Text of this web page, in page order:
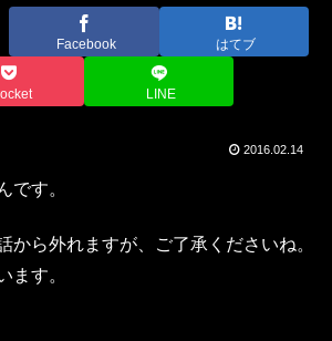
Facebook はてブ
LINE
2016.02.14
です。
から外れますが、ご了承くださいね。
ます。